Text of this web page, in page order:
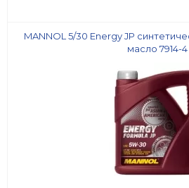
MANNOL 5/30 Energy JP
масло 7914-4